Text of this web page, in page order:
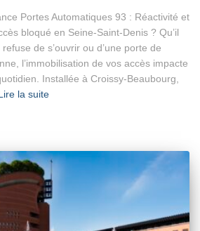
Portes Automatiques 93 : Réactivité et
bloqué en Seine-Saint-Denis ? Qu’il
refuse de s’ouvrir ou d’une porte de
l’immobilisation de vos accès impacte
Installée à Croissy-Beaubourg,
la suite